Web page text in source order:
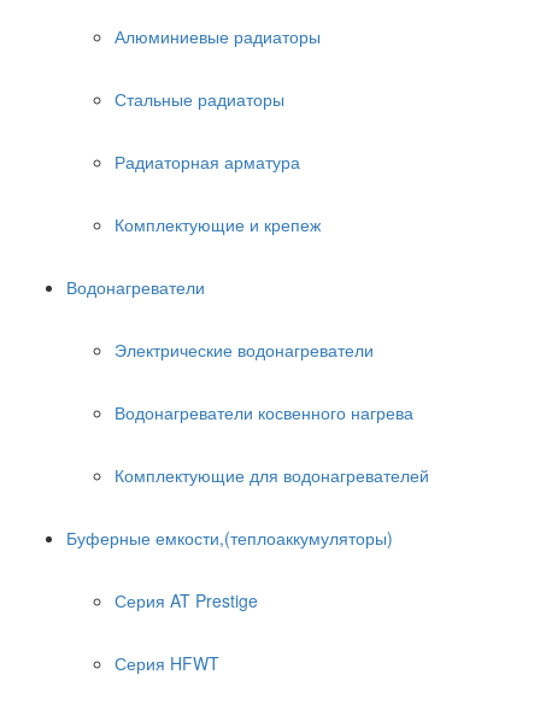
Алюминиевые радиаторы
Стальные радиаторы
Радиаторная арматура
Комплектующие и крепеж
Водонагреватели
Электрические водонагреватели
Водонагреватели косвенного нагрева
Комплектующие для водонагревателей
Буферные емкости,(теплоаккумуляторы)
Серия AT Prestige
Серия HFWT